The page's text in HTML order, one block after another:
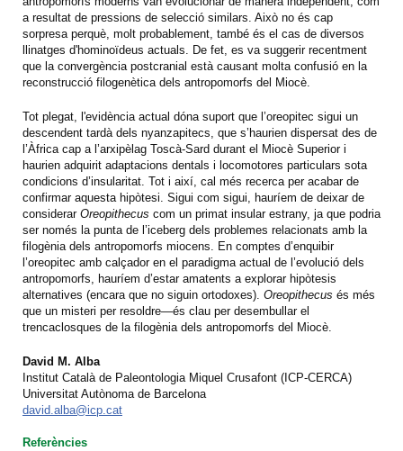
a resultat de pressions de selecció similars. Això no és cap
sorpresa perquè, molt probablement, també és el cas de diversos
llinatges d'hominoïdeus actuals. De fet, es va suggerir recentment
que la convergència postcranial està causant molta confusió en la
reconstrucció filogenètica dels antropomorfs del Miocè.
Tot plegat, l'evidència actual dóna suport que l’oreopitec sigui un
descendent tardà dels nyanzapitecs, que s’haurien dispersat des de
l’Àfrica cap a l’arxipèlag Toscà-Sard durant el Miocè Superior i
haurien adquirit adaptacions dentals i locomotores particulars sota
condicions d’insularitat. Tot i així, cal més recerca per acabar de
confirmar aquesta hipòtesi. Sigui com sigui, hauríem de deixar de
considerar Oreopithecus com un primat insular estrany, ja que podria
ser només la punta de l’iceberg dels problemes relacionats amb la
filogènia dels antropomorfs miocens. En comptes d’enquibir
l’oreopitec amb calçador en el paradigma actual de l’evolució dels
antropomorfs, hauríem d’estar amatents a explorar hipòtesis
alternatives (encara que no siguin ortodoxes). Oreopithecus és més
que un misteri per resoldre—és clau per desembullar el
trencaclosques de la filogènia dels antropomorfs del Miocè.
David M. Alba
Institut Català de Paleontologia Miquel Crusafont (ICP-CERCA)
Universitat Autònoma de Barcelona
david.alba@icp.cat
Referències